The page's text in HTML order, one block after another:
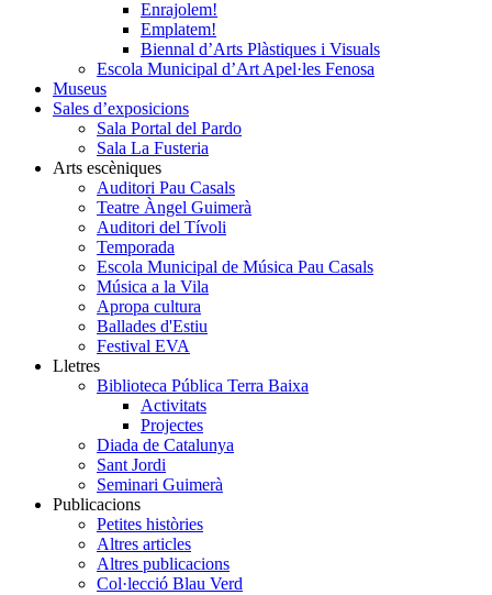
Enrajolem!
Emplatem!
Biennal d’Arts Plàstiques i Visuals
Escola Municipal d’Art Apel·les Fenosa
Museus
Sales d’exposicions
Sala Portal del Pardo
Sala La Fusteria
Arts escèniques
Auditori Pau Casals
Teatre Àngel Guimerà
Auditori del Tívoli
Temporada
Escola Municipal de Música Pau Casals
Música a la Vila
Apropa cultura
Ballades d'Estiu
Festival EVA
Lletres
Biblioteca Pública Terra Baixa
Activitats
Projectes
Diada de Catalunya
Sant Jordi
Seminari Guimerà
Publicacions
Petites històries
Altres articles
Altres publicacions
Col·lecció Blau Verd